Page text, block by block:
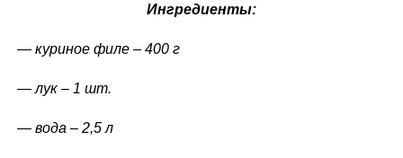
Ингредиенты:
— куриное филе – 400 г
— лук – 1 шт.
— вода – 2,5 л